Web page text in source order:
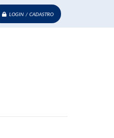
LOGIN / CADASTRO